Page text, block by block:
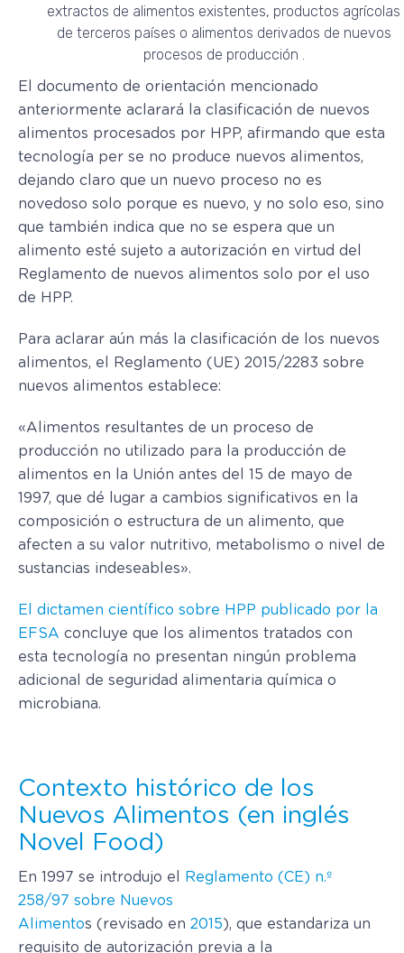
extractos de alimentos existentes, productos agrícolas
de terceros países o alimentos derivados de nuevos
procesos de producción .
El documento de orientación mencionado
anteriormente aclarará la clasificación de nuevos
alimentos procesados por HPP, afirmando que esta
tecnología per se no produce nuevos alimentos,
dejando claro que un nuevo proceso no es
novedoso solo porque es nuevo, y no solo eso, sino
que también indica que no se espera que un
alimento esté sujeto a autorización en virtud del
Reglamento de nuevos alimentos solo por el uso
de HPP.
Para aclarar aún más la clasificación de los nuevos
alimentos, el Reglamento (UE) 2015/2283 sobre
nuevos alimentos establece:
«Alimentos resultantes de un proceso de
producción no utilizado para la producción de
alimentos en la Unión antes del 15 de mayo de
1997, que dé lugar a cambios significativos en la
composición o estructura de un alimento, que
afecten a su valor nutritivo, metabolismo o nivel de
sustancias indeseables».
El dictamen científico sobre HPP publicado por la
EFSA concluye que los alimentos tratados con
esta tecnología no presentan ningún problema
adicional de seguridad alimentaria química o
microbiana.
Contexto histórico de los
Nuevos Alimentos (en inglés
Novel Food)
En 1997 se introdujo el
Reglamento (CE) n.º
258/97 sobre Nuevos
Alimentos (revisado en 2015), que estandariza un
requisito de autorización previa a la